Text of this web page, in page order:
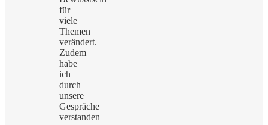
für
viele
Themen
verändert.
Zudem
habe
ich
durch
unsere
Gespräche
verstanden